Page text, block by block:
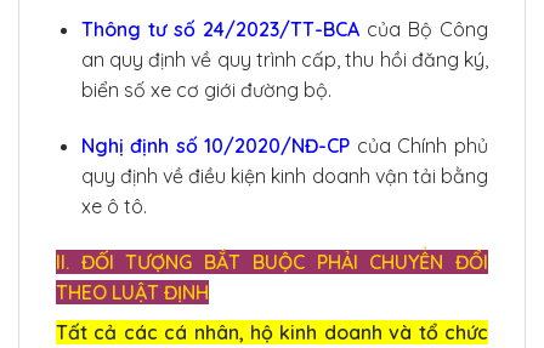
Thông tư số 24/2023/TT-BCAcủa Bộ Công
an quy định về quy trình cấp, thu hồi đăng ký,
biển số xe cơ giới đường bộ.
Nghị định số 10/2020/NĐ-CP của Chính phủ
quy định về điều kiện kinh doanh vận tải bằng
xe ô tô.
II. ĐỐI TƯỢNG BẮT BUỘC PHẢI CHUYỂN ĐỔI
THEO LUẬT ĐỊNH
Tất cả các cá nhân, hộ kinh doanh và tổ chức